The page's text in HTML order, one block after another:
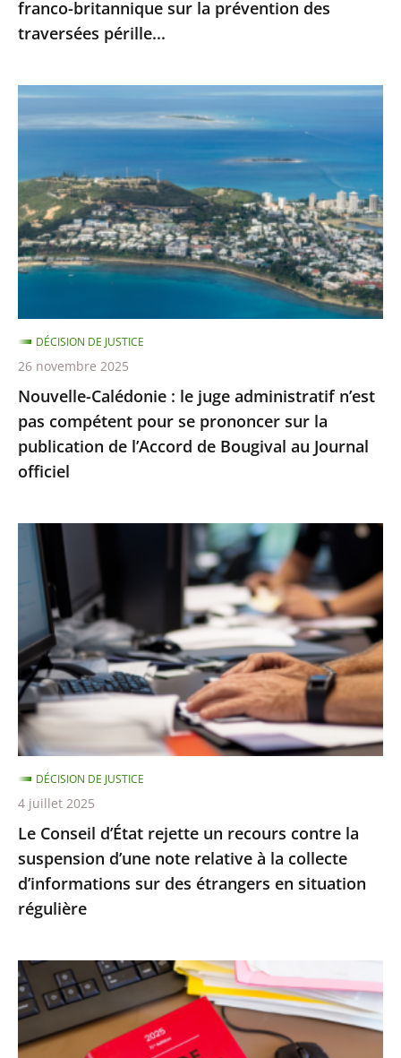
franco-
britannique
la
prévention
des
pérille...
franco-britannique sur la prévention des
traversées pérille...
Nouvelle-
Calédonie
juge
administratif
n’est
pas
pour
se
prononcer
sur
la
publication
de
de
Bougival
Journal
officiel
Nouvelle-Calédonie : le juge administratif n’est
pas compétent pour se prononcer sur la
publication de l’Accord de Bougival au Journal
officiel
DÉCISION DE JUSTICE
26 novembre 2025
Conseil
d’État
rejette
un
recours
contre
la
suspension
d’une
note
relative
à
la
collecte
d’informations
des
étrangers
en
situation
Le Conseil d’État rejette un recours contre la
suspension d’une note relative à la collecte
d’informations sur des étrangers en situation
régulière
DÉCISION DE JUSTICE
4 juillet 2025
Le
Conseil
d’État
confirme